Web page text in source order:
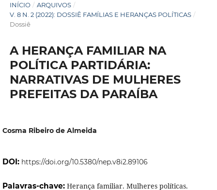
INÍCIO / ARQUIVOS /
V. 8 N. 2 (2022): DOSSIÊ FAMÍLIAS E HERANÇAS POLÍTICAS /
Dossiê
A HERANÇA FAMILIAR NA
POLÍTICA PARTIDÁRIA:
NARRATIVAS DE MULHERES
PREFEITAS DA PARAÍBA
Cosma Ribeiro de Almeida
DOI: https://doi.org/10.5380/nep.v8i2.89106
Palavras-chave: Herança familiar. Mulheres políticas.